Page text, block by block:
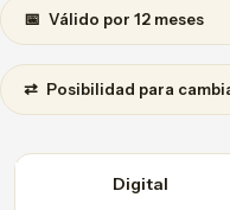
📅 Válido por 12 meses
⇄ Posibilidad para
Digital